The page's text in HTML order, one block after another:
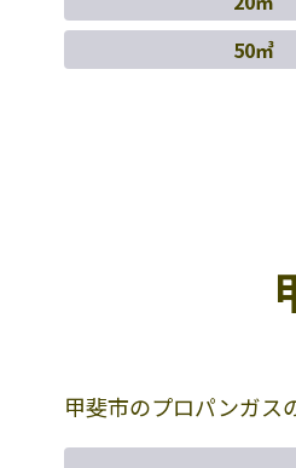
50㎥
甲斐市のプロパンガス